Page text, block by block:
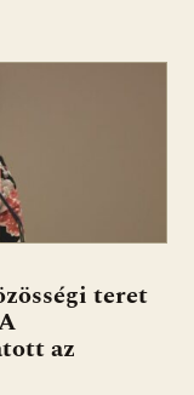
teret
az